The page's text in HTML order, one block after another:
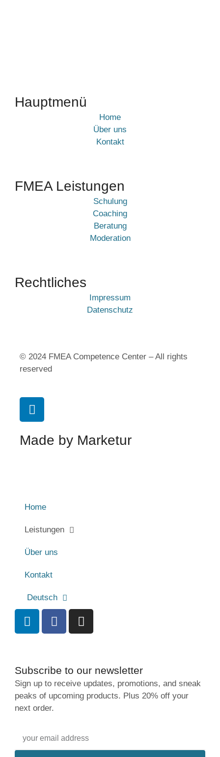
Hauptmenü
Home
Über uns
Kontakt
FMEA Leistungen
Schulung
Coaching
Beratung
Moderation
Rechtliches
Impressum
Datenschutz
© 2024 FMEA Competence Center – All rights
reserved
Made by Marketur
Home
Leistungen
Über uns
Kontakt
Deutsch
Subscribe to our newsletter
Sign up to receive updates, promotions, and sneak
peaks of upcoming products. Plus 20% off your
next order.